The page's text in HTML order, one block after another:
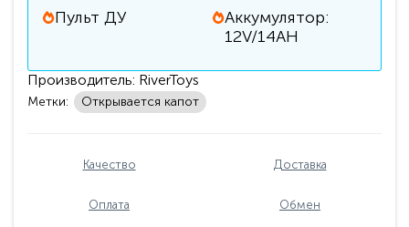
Пульт ДУ
Аккумулятор:
12V/14АН
Производитель: RiverToys
Метки: Открывается капот
Качество Доставка
Оплата Обмен